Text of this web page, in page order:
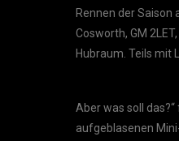
Rennen der Saison
Cosworth, GM
Hubraum. Teils mit
Aber was soll
aufgeblasenen